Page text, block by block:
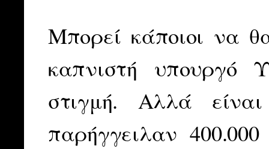
Μπορεί κάποιοι να
καπνιστή υπουργό
στιγμή. Αλλά
παρήγγειλαν